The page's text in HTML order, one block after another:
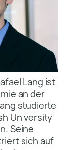
Lang ist
an der
studierte
University
Seine
sich auf